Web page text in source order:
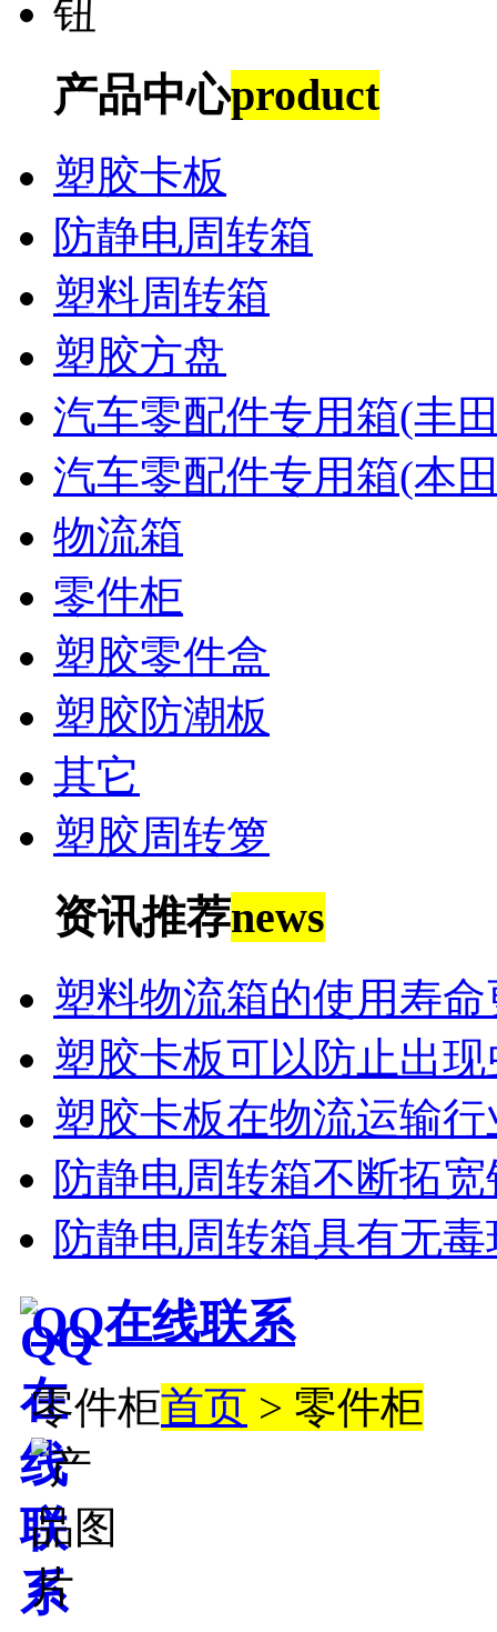
产品中心product
塑胶卡板
防静电周转箱
塑料周转箱
塑胶方盘
汽车零配件专用箱(丰
汽车零配件专用箱(本
物流箱
零件柜
塑胶零件盒
塑胶防潮板
其它
塑胶周转箩
资讯推荐news
塑料物流箱的使用寿命
塑胶卡板可以防止出
塑胶卡板在物流运输
防静电周转箱不断拓
防静电周转箱具有无
QQ在线联系
零件柜首页 > 零件柜